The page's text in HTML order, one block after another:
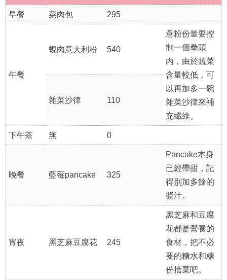
早餐 菜肉包 295
午餐
蜆肉意大利粉 540
意粉份量要控
制一個拳頭
內，由於蔬菜
含量較低，可
以再加多一碗
雜菜沙律來補
充纖維。
雜菜沙律 110
下午茶 無 0
晚餐 藍莓pancake 325
Pancake本身
已經帶甜，記
得別加多餘的
醬汁。
宵夜 黑芝麻豆腐花 245
黑芝麻和豆腐
花都是營養的
食材，把不必
要的糖水和糖
份捨棄吧。